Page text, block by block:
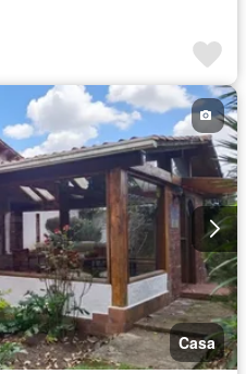
Casa